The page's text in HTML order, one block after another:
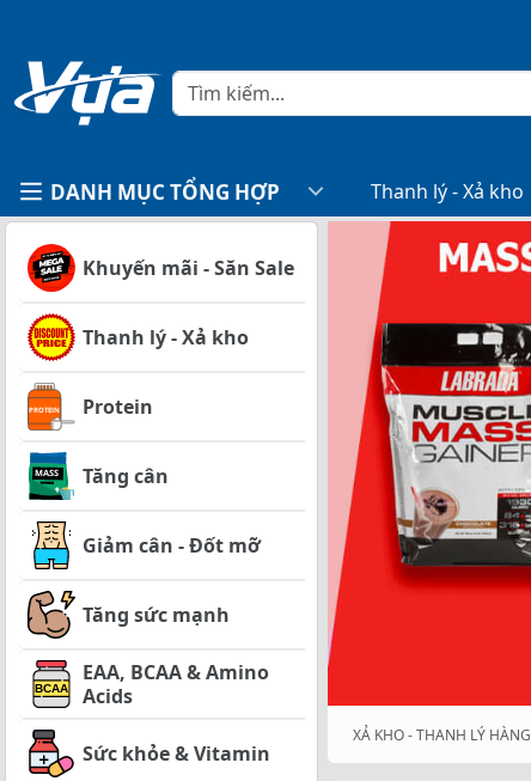
DANH MỤC TỔNG HỢP Thanh lý - Xả kho
Khuyến mãi - Săn Sale
Thanh lý - Xả kho
Protein
Tăng cân
Giảm cân - Đốt mỡ
Tăng sức mạnh
EAA, BCAA & Amino
Acids
Sức khỏe & Vitamin
XẢ KHO - THANH LÝ